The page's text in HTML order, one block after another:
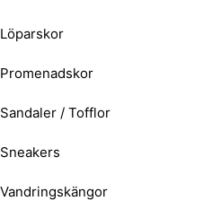
Löparskor
Promenadskor
Sandaler / Tofflor
Sneakers
Vandringskängor